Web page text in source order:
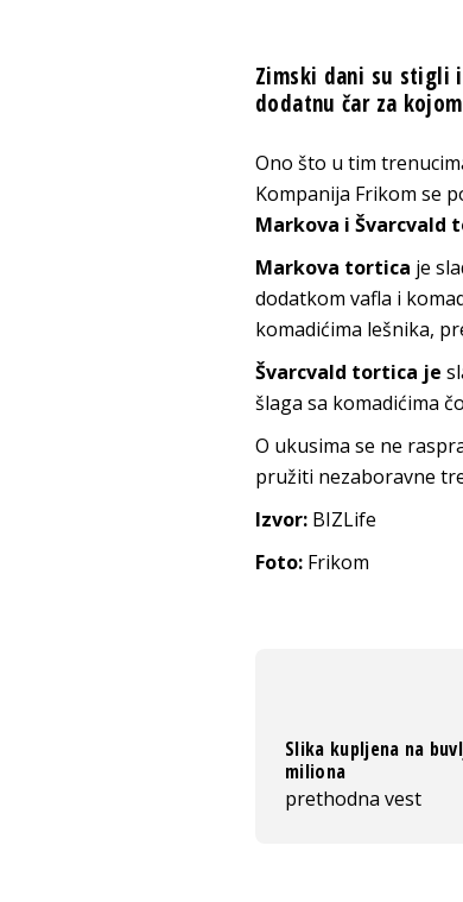
Zimski dani su stigli
dodatnu čar za
Ono što u tim
Kompanija Frikom se
Markova i Švarcvald
Markova tortica je
dodatkom vafla i
komadićima lešnika,
Švarcvald tortica je
šlaga sa komadićima
O ukusima se ne
pružiti nezaboravne
Izvor: BIZLife
Foto: Frikom
Slika kupljena na
miliona
prethodna vest